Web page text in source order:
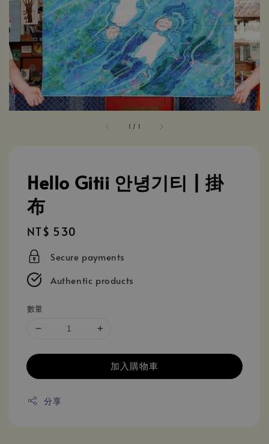
1 / 1
Hello Gitii 안녕기티 | 掛
布
Regular
price
NT$ 530
Secure payments
Authentic products
數量
加入購物車
分享